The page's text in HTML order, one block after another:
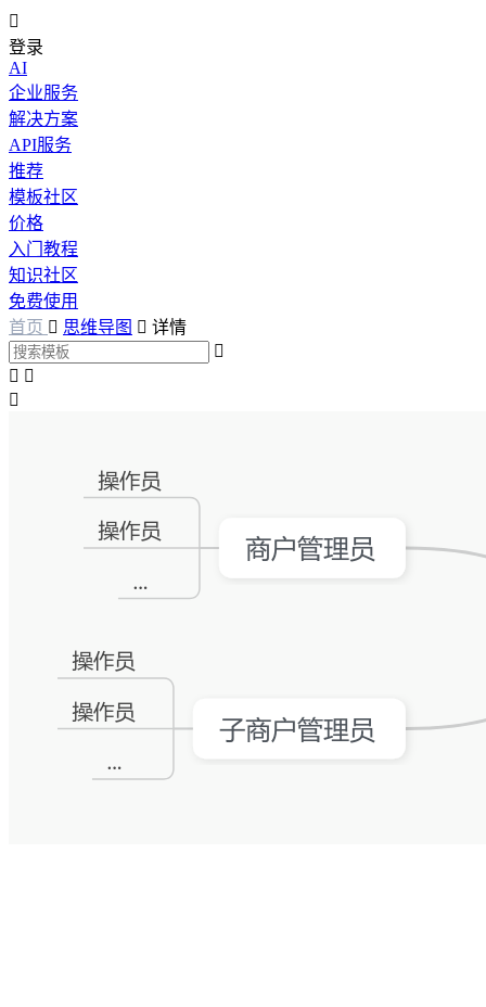

登录
AI
企业服务
解决方案
API服务
推荐
模板社区
价格
入门教程
知识社区
免费使用
首页  思维导图  详情

 
